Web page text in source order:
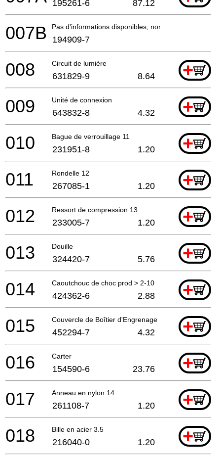
195261-6 87.12
Pas d'informations disponibles, non commandable
007B 194909-7
Circuit de lumière +
008 631829-9 8.64
Unité de connexion +
009 643832-8 4.32
Bague de verrouillage 11 +
010 231951-8 1.20
Rondelle 12 +
011 267085-1 1.20
Ressort de compression 13 +
012 233005-7 1.20
Douille +
013 324420-7 5.76
Caoutchouc de choc prod > 2-10 +
014 424362-6 2.88
Couvercle de Boîtier d'Engrenage +
015 452294-7 4.32
Carter +
016 154590-6 23.76
Anneau en nylon 14 +
017 261108-7 1.20
Bille en acier 3.5 +
018 216040-0 1.20